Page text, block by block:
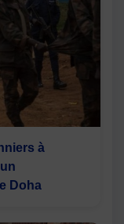
à
Doha